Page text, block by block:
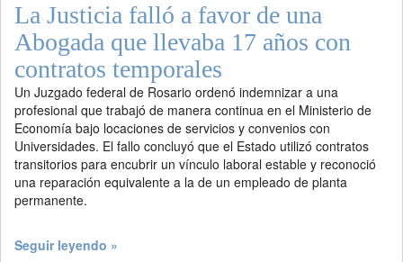
La Justicia falló a favor de una
Abogada que llevaba 17 años con
contratos temporales
Un Juzgado federal de Rosario ordenó indemnizar a una
profesional que trabajó de manera continua en el Ministerio de
Economía bajo locaciones de servicios y convenios con
Universidades. El fallo concluyó que el Estado utilizó contratos
transitorios para encubrir un vínculo laboral estable y reconoció
una reparación equivalente a la de un empleado de planta
permanente.
Seguir leyendo »